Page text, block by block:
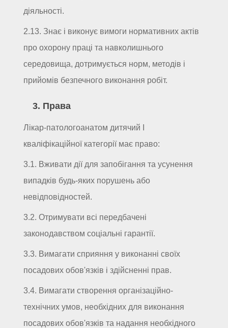
діяльності.
2.13. Знає і виконує вимоги нормативних актів
про охорону праці та навколишнього
середовища, дотримується норм, методів і
прийомів безпечного виконання робіт.
3. Права
Лікар-патологоанатом дитячий I
кваліфікаційної категорії має право:
3.1. Вживати дії для запобігання та усунення
випадків будь-яких порушень або
невідповідностей.
3.2. Отримувати всі передбачені
законодавством соціальні гарантії.
3.3. Вимагати сприяння у виконанні своїх
посадових обов'язків і здійсненні прав.
3.4. Вимагати створення організаційно-
технічних умов, необхідних для виконання
посадових обов'язків та надання необхідного